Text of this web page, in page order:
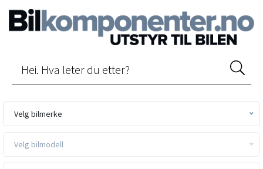
Velg bilmerke
Velg bilmodell